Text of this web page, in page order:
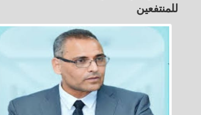
للمنتفعين